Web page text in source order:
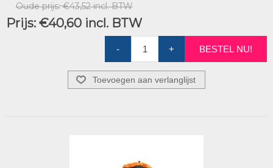
Oude prijs: €43,52 incl. BTW
Prijs: €40,60 incl. BTW
- + BESTEL NU!
Toevoegen aan verlanglijst